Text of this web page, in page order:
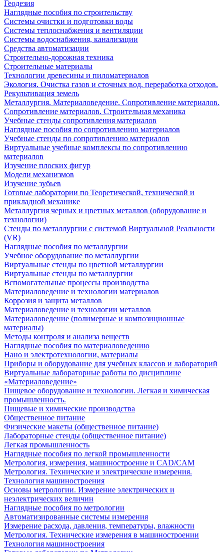
Геодезия
Наглядные пособия по строительству
Системы очистки и подготовки воды
Системы теплоснабжения и вентиляции
Системы водоснабжения, канализации
Средства автоматизации
Строительно-дорожная техника
Строительные материалы
Технологии древесины и пиломатериалов
Экология. Очистка газов и сточных вод. переработка отходов.
Рекультивация земель
Металлургия. Материаловедение. Сопротивление материалов.
Сопротивление материалов. Строительная механика
Учебные стенды сопротивления материалов
Наглядные пособия по сопротивлению материалов
Учебные стенды по сопротивлению материалов
Виртуальные учебные комплексы по сопротивлению
материалов
Изучение плоских фигур
Модели механизмов
Изучение зубьев
Готовые лаборатории по Теоретической, технической и
прикладной механике
Металлургия черных и цветных металлов (оборудование и
технологии)
Cтенды по металлургии с системой Виртуальной Реальности
(VR)
Наглядные пособия по металлургии
Учебное оборудование по металлургии
Виртуальные стенды по цветной металлургии
Виртуальные стенды по металлургии
Вспомогательные процессы производства
Материаловедение и технологии материалов
Коррозия и защита металлов
Материаловедение и технологии металлов
Материаловедение (полимерные и композиционные
материалы)
Методы контроля и анализа веществ
Наглядные пособия по материаловедению
Нано и электротехнологии, материалы
Приборы и оборудование для учебных классов и лабораторий
Виртуальные лабораторные работы по дисциплине
«Материаловедение»
Пищевое оборудование и технологии. Легкая и химическая
промышленность.
Пищевые и химические производства
Общественное питание
Физические макеты (общественное питание)
Лабораторные стенды (общественное питание)
Легкая промышленность
Наглядные пособия по легкой промышленности
Метрология, измерения, машиностроение и CAD/CAM
Метрология. Технические и электрические измерения.
Технология машиностроения
Основы метрологии. Измерение электрических и
неэлектрических величин
Наглядные пособия по метрологии
Автоматизированные системы измерения
Измерение расхода, давления, температуры, влажности
Метрология. Технические измерения в машиностроении
Технология машиностроения